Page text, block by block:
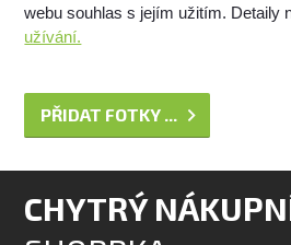
webu souhlas s jejím užitím. Detaily
užívání.
PŘIDAT FOTKY ...
CHYTRÝ